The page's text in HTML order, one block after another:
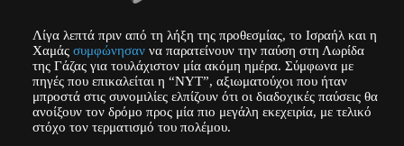
Λίγα λεπτά πριν από τη λήξη της προθεσμίας, το Ισραήλ και η
Χαμάς συμφώνησαννα παρατείνουν την παύση στη Λωρίδα
της Γάζας για τουλάχιστον μία ακόμη ημέρα. Σύμφωνα με
πηγές που επικαλείται η “NYT”, αξιωματούχοι που ήταν
μπροστά στις συνομιλίες ελπίζουν ότι οι διαδοχικές παύσεις θα
ανοίξουν τον δρόμο προς μία πιο μεγάλη εκεχειρία, με τελικό
στόχο τον τερματισμό του πολέμου.